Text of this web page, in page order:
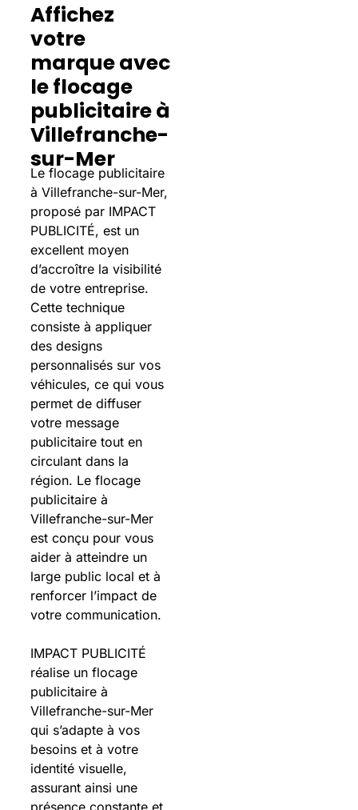
Affichez
votre
marque avec
le flocage
publicitaire à
Villefranche-
sur-Mer
Le flocage publicitaire
à Villefranche-sur-Mer,
proposé par IMPACT
PUBLICITÉ, est un
excellent moyen
d’accroître la visibilité
de votre entreprise.
Cette technique
consiste à appliquer
des designs
personnalisés sur vos
véhicules, ce qui vous
permet de diffuser
votre message
publicitaire tout en
circulant dans la
région. Le flocage
publicitaire à
Villefranche-sur-Mer
est conçu pour vous
aider à atteindre un
large public local et à
renforcer l’impact de
votre communication.
IMPACT PUBLICITÉ
réalise un flocage
publicitaire à
Villefranche-sur-Mer
qui s’adapte à vos
besoins et à votre
identité visuelle,
assurant ainsi une